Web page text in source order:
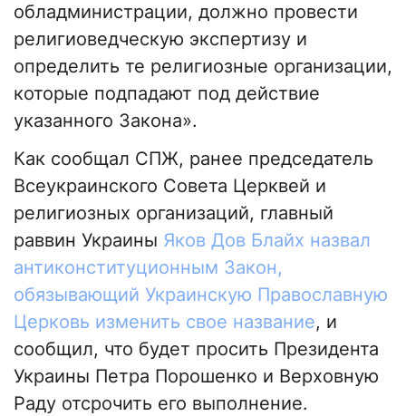
обладминистрации, должно провести
религиоведческую экспертизу и
определить те религиозные организации,
которые подпадают под действие
указанного Закона».
Как сообщал СПЖ, ранее председатель
Всеукраинского Совета Церквей и
религиозных организаций, главный
раввин Украины Яков Дов Блайх назвал
антиконституционным Закон,
обязывающий Украинскую Православную
Церковь изменить свое название, и
сообщил, что будет просить Президента
Украины Петра Порошенко и Верховную
Раду отсрочить его выполнение.